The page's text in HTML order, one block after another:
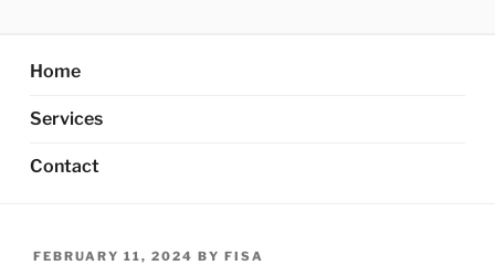
content
Home
Services
Contact
POSTED
FEBRUARY 11, 2024 BY FISA